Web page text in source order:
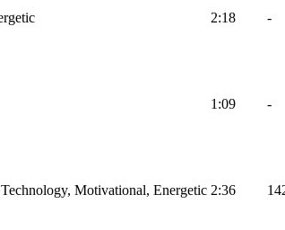
2:18 -
1:09 -
Motivational, Energetic 2:36